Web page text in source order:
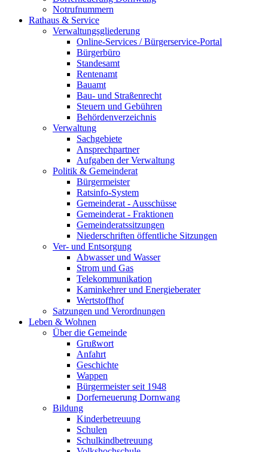
Notrufnummern
Rathaus & Service
Verwaltungsgliederung
Online-Services / Bürgerservice-Portal
Bürgerbüro
Standesamt
Rentenamt
Bauamt
Bau- und Straßenrecht
Steuern und Gebühren
Behördenverzeichnis
Verwaltung
Sachgebiete
Ansprechpartner
Aufgaben der Verwaltung
Politik & Gemeinderat
Bürgermeister
Ratsinfo-System
Gemeinderat - Ausschüsse
Gemeinderat - Fraktionen
Gemeinderatssitzungen
Niederschriften öffentliche Sitzungen
Ver- und Entsorgung
Abwasser und Wasser
Strom und Gas
Telekommunikation
Kaminkehrer und Energieberater
Wertstoffhof
Satzungen und Verordnungen
Leben & Wohnen
Über die Gemeinde
Grußwort
Anfahrt
Geschichte
Wappen
Bürgermeister seit 1948
Dorferneuerung Dornwang
Bildung
Kinderbetreuung
Schulen
Schulkindbetreuung